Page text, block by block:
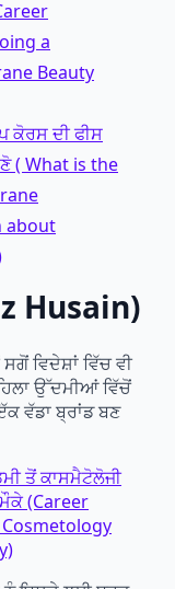
a
Beauty
ਦੀ ਫੀਸ
( What is the
about
Husain)
ਵਿਦੇਸ਼ਾਂ ਵਿੱਚ ਵੀ
ਉੱਦਮੀਆਂ ਵਿੱਚੋਂ
ਵੱਡਾ ਬ੍ਰਾਂਡ ਬਣ
ਤੋਂ ਕਾਸਮੈਟੋਲੋਜੀ
(Career